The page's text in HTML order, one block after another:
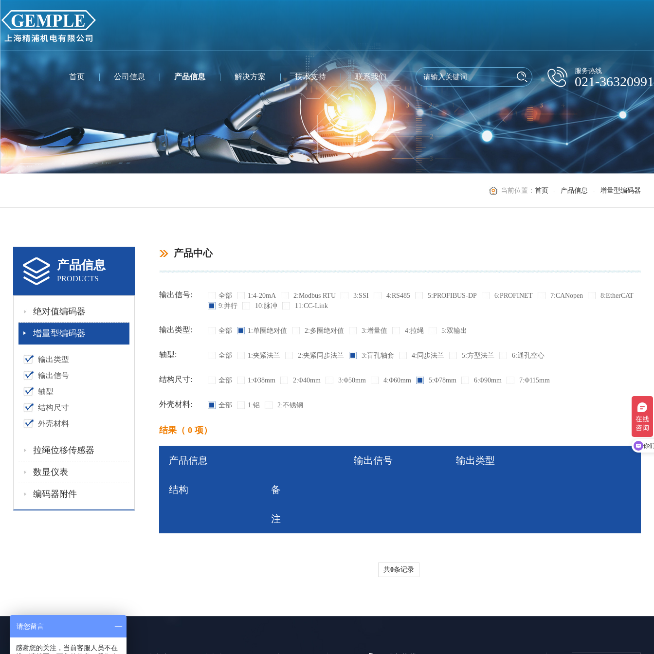
首页 公司信息 产品信息 解决方案 技术支持 联系我们
服务热线
021-36320991
当前位置：首页 - 产品信息 - 增量型编码器
产品信息
PRODUCTS
绝对值编码器
增量型编码器
输出类型
输出信号
轴型
结构尺寸
外壳材料
拉绳位移传感器
数显仪表
编码器附件
产品中心
输出信号: 全部 1:4-20mA 2:Modbus RTU 3:SSI 4:RS485 5:PROFIBUS-DP 6:PROFINET 7:CANopen
8:EtherCAT
9:并行
10:脉冲 11:CC-Link
输出类型: 全部 1:单圈绝对值 2:多圈绝对值 3:增量值 4:拉绳 5:双输出
轴型: 全部 1:夹紧法兰 2:夹紧同步法兰 3:盲孔轴套 4:同步法兰 5:方型法兰 6:通孔空心
结构尺寸: 全部 1:Φ38mm 2:Φ40mm 3:Φ50mm 4:Φ60mm 5:Φ78mm 6:Φ90mm 7:Φ115mm
外壳材料: 全部 1:铝 2:不锈钢
结果（ 0 项）
产品信息 输出信号 输出类型
结构 备
注
共0条记录
现
请您留言
感谢您的关注，当前客服人员不在